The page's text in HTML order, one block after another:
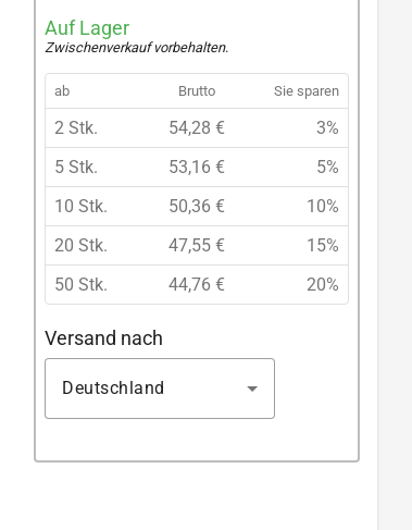
Auf Lager
Zwischenverkauf vorbehalten.
ab Brutto Sie sparen
2 Stk. 54,28 €
3%
5 Stk.
53,16 €
5%
10 Stk.
50,36 €
10%
20 Stk.
47,55 €
15%
50 Stk.
44,76 € 20%
Versand nach
Deutschland